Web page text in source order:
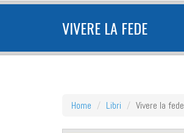
VIVERE LA FEDE
Home Libri Vivere la fede